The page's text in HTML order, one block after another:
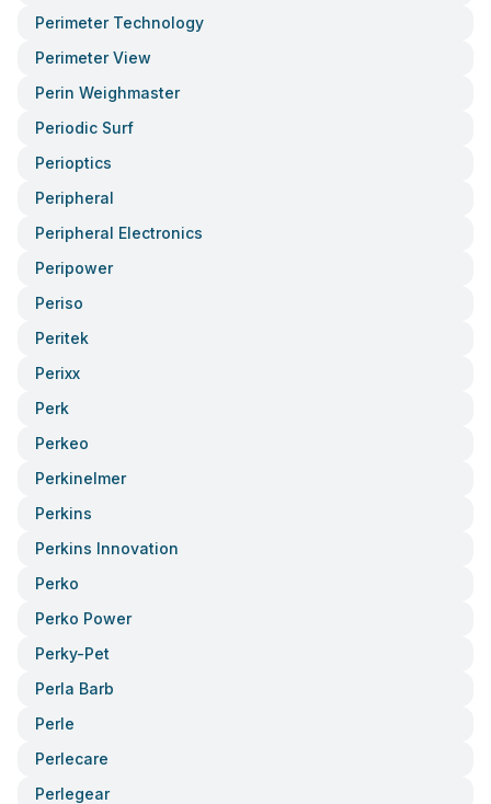
Perimeter Technology
Perimeter View
Perin Weighmaster
Periodic Surf
Perioptics
Peripheral
Peripheral Electronics
Peripower
Periso
Peritek
Perixx
Perk
Perkeo
Perkinelmer
Perkins
Perkins Innovation
Perko
Perko Power
Perky-Pet
Perla Barb
Perle
Perlecare
Perlegear